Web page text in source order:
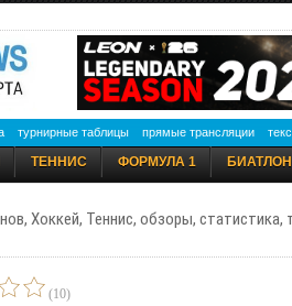
турнирные таблицы прямые трансляции
ТЕННИС ФОРМУЛА 1 БИАТЛОН
Хоккей, Теннис, обзоры,
(10)